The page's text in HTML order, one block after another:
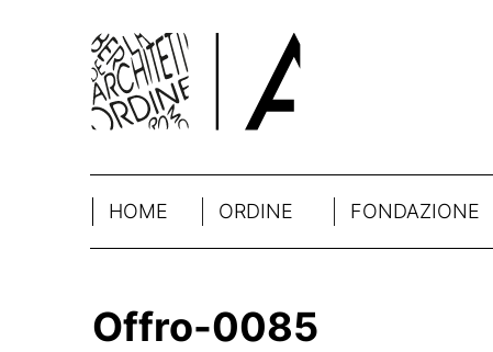
HOME ORDINE FONDAZIONE
Offro-0085